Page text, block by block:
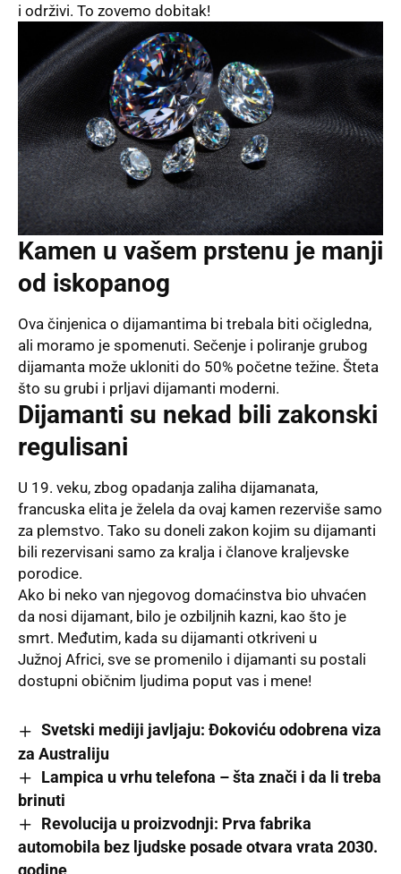
i održivi. To zovemo dobitak!
Kamen u vašem prstenu je manji
od iskopanog
Ova činjenica o dijamantima bi trebala biti očigledna,
ali moramo je spomenuti. Sečenje i poliranje grubog
dijamanta može ukloniti do 50% početne težine. Šteta
što su grubi i prljavi dijamanti moderni.
Dijamanti su nekad bili zakonski
regulisani
U 19. veku, zbog opadanja zaliha dijamanata,
francuska elita je želela da ovaj kamen rezerviše samo
za plemstvo. Tako su doneli zakon kojim su dijamanti
bili rezervisani samo za kralja i članove kraljevske
porodice.
Ako bi neko van njegovog domaćinstva bio uhvaćen
da nosi dijamant, bilo je ozbiljnih kazni, kao što je
smrt. Međutim, kada su dijamanti otkriveni u
Južnoj Africi, sve se promenilo i dijamanti su postali
dostupni običnim ljudima poput vas i mene!
Svetski mediji javljaju: Ðokoviću odobrena viza
za Australiju
Lampica u vrhu telefona – šta znači i da li treba
brinuti
Revolucija u proizvodnji: Prva fabrika
automobila bez ljudske posade otvara vrata 2030.
godine